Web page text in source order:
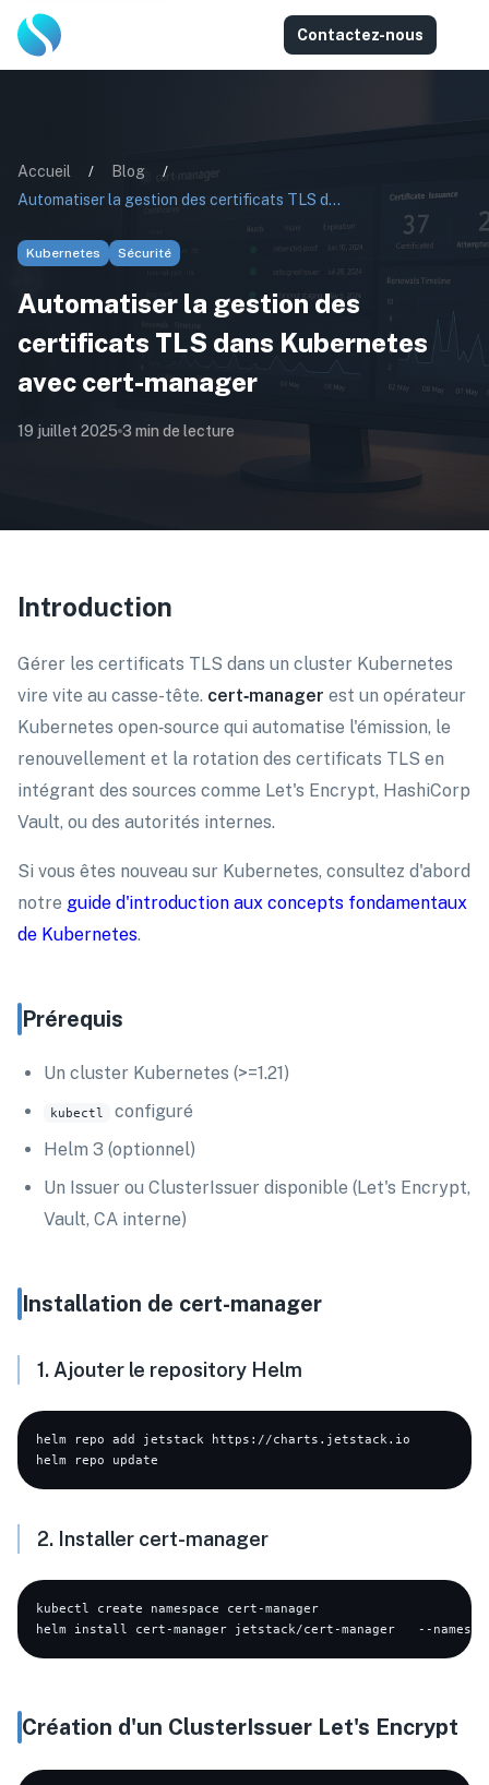
Contactez-nous
Accueil / Blog
/
Automatiser la gestion des certificats TLS dans Kubernetes avec cert-manager
Kubernetes Sécurité
Automatiser la gestion des
certificats TLS dans Kubernetes
avec cert-manager
19 juillet 2025 3 min de lecture
Introduction
Gérer les certificats TLS dans un cluster Kubernetes
vire vite au casse-tête. cert‑manager est un opérateur
Kubernetes open‑source qui automatise l'émission, le
renouvellement et la rotation des certificats TLS en
intégrant des sources comme Let's Encrypt, HashiCorp
Vault, ou des autorités internes.
Si vous êtes nouveau sur Kubernetes, consultez d'abord
notre guide d'introduction aux concepts fondamentaux
de Kubernetes.
Prérequis
Un cluster Kubernetes (>=1.21)
kubectl
configuré
Helm 3 (optionnel)
Un Issuer ou ClusterIssuer disponible (Let's Encrypt,
Vault, CA interne)
Installation de cert-manager
1. Ajouter le repository Helm
helm repo add jetstack https://charts.jetstack.io
2. Installer cert-manager
kubectl create namespace cert-manager
helm install cert-manager jetstack/cert-manager   --
Création d'un ClusterIssuer Let's Encrypt